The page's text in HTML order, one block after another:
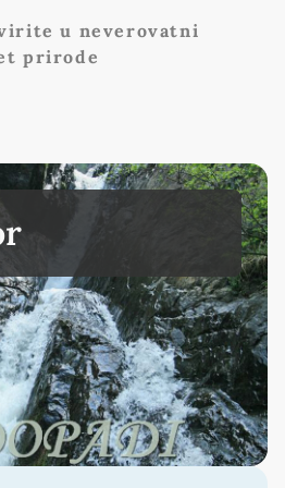
u neverovatni
prirode